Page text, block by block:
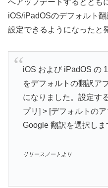
へアップデートするととも
iOS/iPadOSのデフォルト
設定できるようになったと
iOS および iPadOS の
をデフォルトの翻訳ア
になりました。設定す
プリ] > [デフォルトのア
Google 翻訳を選択しま
リリースノートより